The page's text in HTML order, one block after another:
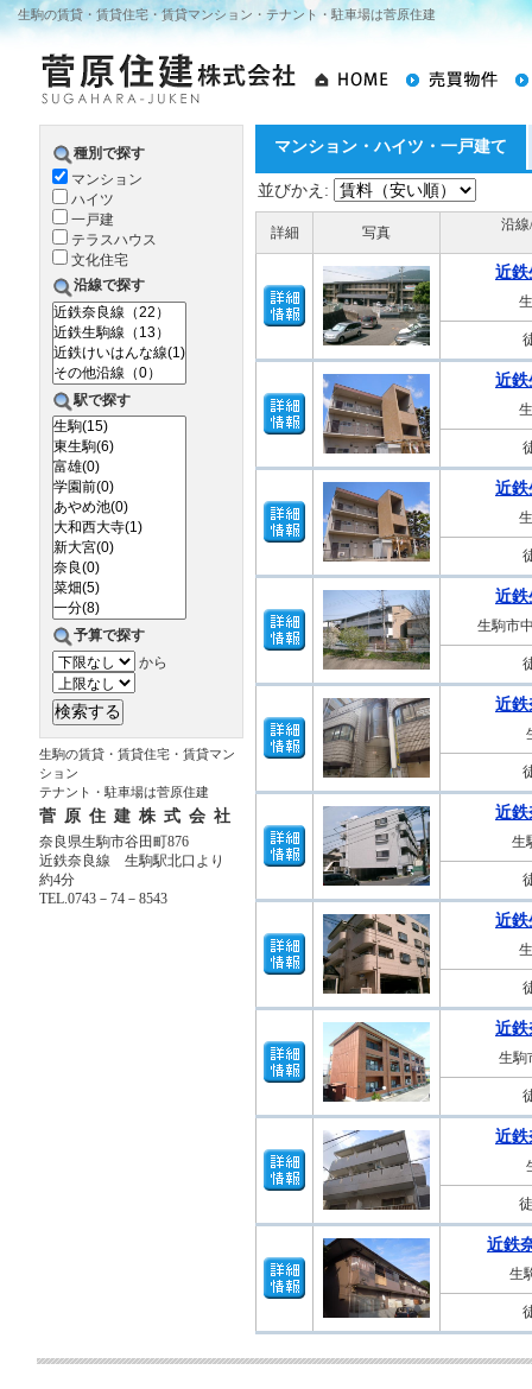
生駒の賃貸・賃貸住宅・賃貸マンション・テナント・駐車場は菅原住建
種別で探す
マンション
ハイツ
一戸建
テラスハウス
文化住宅
沿線で探す
駅で探す
予算で探す
から
生駒の賃貸・賃貸住宅・賃貸マン
ション
テナント・駐車場は菅原住建
菅原住建株式会社
奈良県生駒市谷田町876
近鉄奈良線 生駒駅北口より
約4分
TEL.0743－74－8543
マンション・ハイツ・一戸建て
並びかえ:
詳細 写真 沿
近
近
近
近
生駒市
近
近
生
近
近
生駒
近
近鉄
生